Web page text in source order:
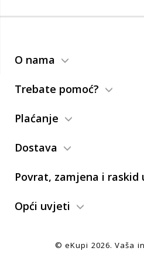
O nama
Trebate pomoć?
Plaćanje
Dostava
Povrat, zamjena i raskid
Opći uvjeti
© eKupi 2026. Vaša